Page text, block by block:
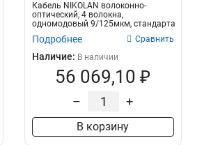
Кабель NIKOLAN волоконно-
оптический, 4 волокна,
одномодовый 9/125мкм, стандарта
G.652.D & G...
Подробнее Сравнить
Наличие: В наличии
56 069,10 ₽
– +
В корзину